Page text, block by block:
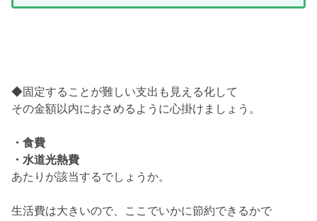
◆固定することが難しい支出も見える化して
その金額以内におさめるように心掛けましょう。
・食費
・水道光熱費
あたりが該当するでしょうか。
生活費は大きいので、ここでいかに節約できるかで